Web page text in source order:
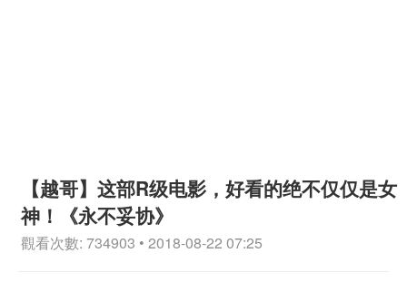
【越哥】这部R级电影，好看的绝不仅仅是女
神！《永不妥协》
觀看次數: 734903 • 2018-08-22 07:25